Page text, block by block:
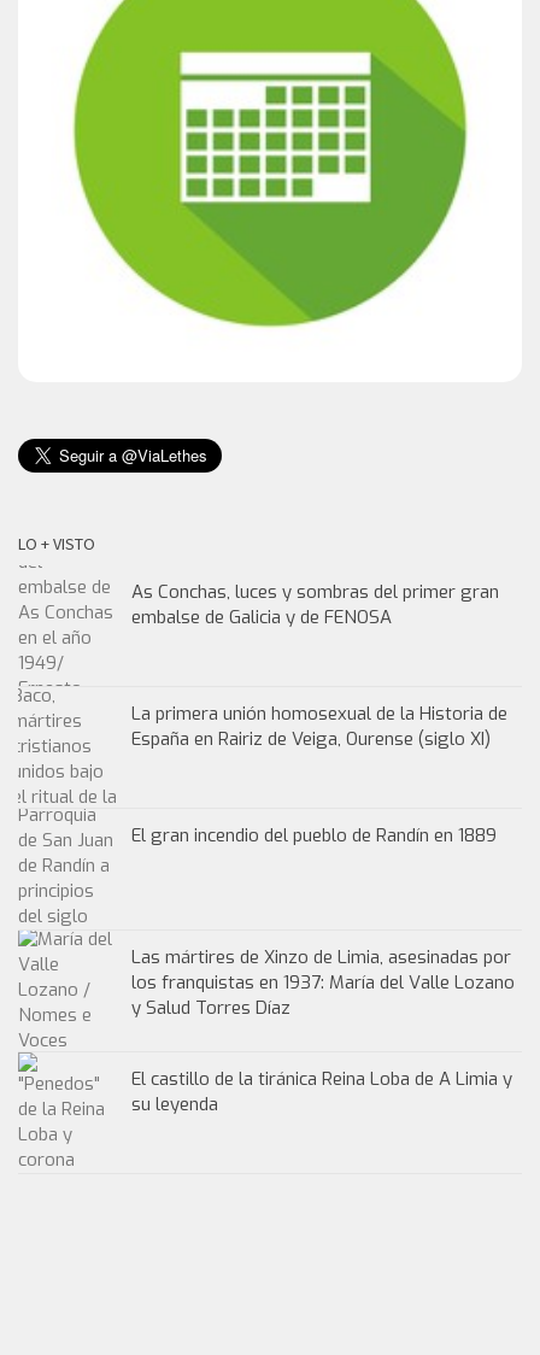
LO + VISTO
As Conchas, luces y sombras del primer gran
embalse de Galicia y de FENOSA
La primera unión homosexual de la Historia de
España en Rairiz de Veiga, Ourense (siglo XI)
El gran incendio del pueblo de Randín en 1889
Las mártires de Xinzo de Limia, asesinadas por
los franquistas en 1937: María del Valle Lozano
y Salud Torres Díaz
El castillo de la tiránica Reina Loba de A Limia y
su leyenda